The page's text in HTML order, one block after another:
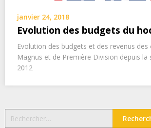
janvier 24, 2018
Evolution des budgets du
Evolution des budgets et des revenus des
Magnus et de Première Division depuis la
2012